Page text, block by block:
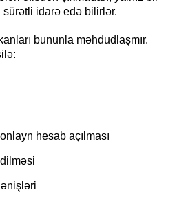
idarə edə bilirlər.
bununla məhdudlaşmır.
hesab açılması